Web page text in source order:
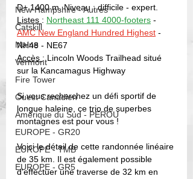
New Hampshire - Autres
Catskill
Maine
Vermont
Fire Tower
Ouest Canadien
Amérique du Sud - PEROU
EUROPE - GR20
EUROPE - TMB
EUROPE - GR5
D+ 1400 m. Niveau : difficile - expert.
Listes : Northeast 111 4000-footers -
AMC New England Hundred Highest -
NH48 - NE67
Accès : Lincoln Woods Trailhead situé
sur la Kancamagus Highway
Si vous recherchez un défi sportif de
longue haleine, ce trio de superbes
montagnes est pour vous !
Voici le détail de cette randonnée linéaire
de 35 km. Il est également possible
d'effectuer une traverse de 32 km en